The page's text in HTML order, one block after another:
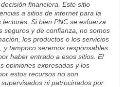
financiera. Este sitio
a sitios de internet para la
Si bien PNC se esfuerza
seguros y de confianza, no somos
los productos o los servicios
y tampoco seremos responsables
haber entrado a esos sitios. El
opiniones expresadas y los
estos recursos no son
ni patrocinados por